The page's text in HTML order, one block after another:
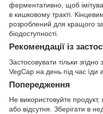
ферментативно, щоб
в кишковому тракті.
розроблений для кращого
біодоступності.
Рекомендації із
Застосовувати тільки
VegCap на день під час їди
Попередження
Не використовуйте
або відсутня. Зберігати в